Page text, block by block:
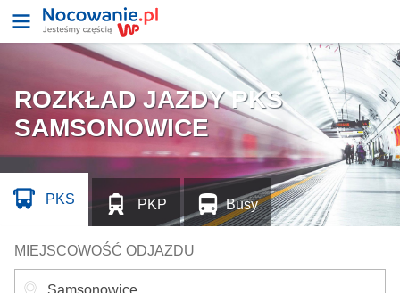
ROZKŁAD JAZDY PKS
SAMSONOWICE
MIEJSCOWOŚĆ ODJAZDU
PKS PKP Busy